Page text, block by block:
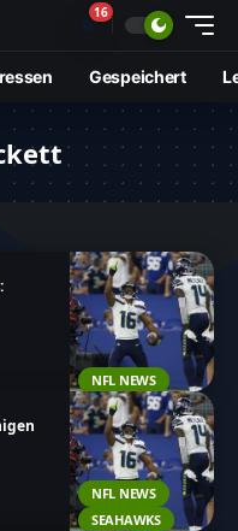
🔔16
Gespeichert
NFL NEWS
NFL NEWS
SEAHAWKS